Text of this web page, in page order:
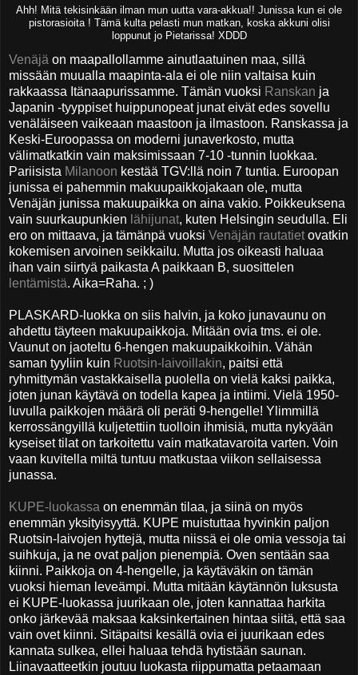
Ahh! Mitä tekisinkään ilman mun uutta vara-akkua!! Junissa kun ei ole
pistorasioita ! Tämä kulta pelasti mun matkan, koska akkuni olisi
loppunut jo Pietarissa! XDDD
Venäjä on maapallollamme ainutlaatuinen maa, sillä
missään muualla maapinta-ala ei ole niin valtaisa kuin
rakkaassa Itänaapurissamme. Tämän vuoksi Ranskan ja
Japanin -tyyppiset huippunopeat junat eivät edes sovellu
venäläiseen vaikeaan maastoon ja ilmastoon. Ranskassa ja
Keski-Euroopassa on moderni junaverkosto, mutta
välimatkatkin vain maksimissaan 7-10 -tunnin luokkaa.
Pariisista Milanoon kestää TGV:llä noin 7 tuntia. Euroopan
junissa ei pahemmin makuupaikkojakaan ole, mutta
Venäjän junissa makuupaikka on aina vakio. Poikkeuksena
vain suurkaupunkien lähijunat, kuten Helsingin seudulla. Eli
ero on mittaava, ja tämänpä vuoksi Venäjän rautatiet ovatkin
kokemisen arvoinen seikkailu. Mutta jos oikeasti haluaa
ihan vain siirtyä paikasta A paikkaan B, suosittelen
lentämistä. Aika=Raha. ; )
PLASKARD-luokka on siis halvin, ja koko junavaunu on
ahdettu täyteen makuupaikkoja. Mitään ovia tms. ei ole.
Vaunut on jaoteltu 6-hengen makuupaikkoihin. Vähän
saman tyyliin kuin Ruotsin-laivoillakin, paitsi että
ryhmittymän vastakkaisella puolella on vielä kaksi paikka,
joten junan käytävä on todella kapea ja intiimi. Vielä 1950-
luvulla paikkojen määrä oli peräti 9-hengelle! Ylimmillä
kerrossängyillä kuljetettiin tuolloin ihmisiä, mutta nykyään
kyseiset tilat on tarkoitettu vain matkatavaroita varten. Voin
vaan kuvitella miltä tuntuu matkustaa viikon sellaisessa
junassa.
KUPE-luokassa on enemmän tilaa, ja siinä on myös
enemmän yksityisyyttä. KUPE muistuttaa hyvinkin paljon
Ruotsin-laivojen hyttejä, mutta niissä ei ole omia vessoja tai
suihkuja, ja ne ovat paljon pienempiä. Oven sentään saa
kiinni. Paikkoja on 4-hengelle, ja käytäväkin on tämän
vuoksi hieman leveämpi. Mutta mitään käytännön luksusta
ei KUPE-luokassa juurikaan ole, joten kannattaa harkita
onko järkevää maksaa kaksinkertainen hintaa siitä, että saa
vain ovet kiinni. Sitäpaitsi kesällä ovia ei juurikaan edes
kannata sulkea, ellei haluaa tehdä hytistään saunan.
Liinavaatteetkin joutuu luokasta riippumatta petaamaan